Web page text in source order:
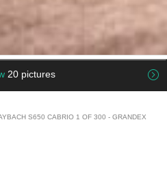
20 pictures
S650 CABRIO 1 OF 300 - GRANDEX